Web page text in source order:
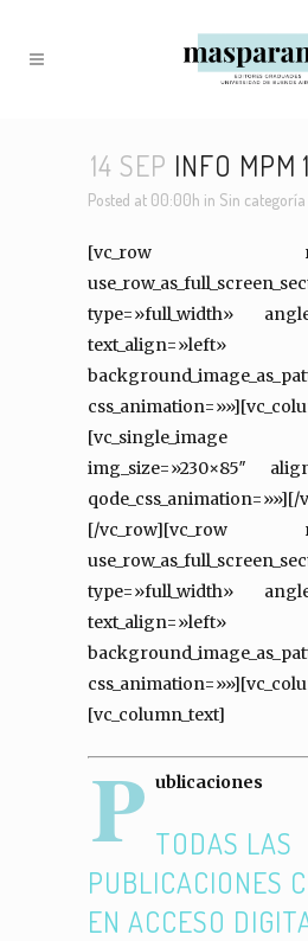
14 SEP INFO MPM
Posted at 00:00h in Sin categoría
[vc_row
type=»full_width»
text_align=»left»
[vc_single_image
img_size=»230×85″
qode_css_animation=»»][/
[/vc_row][vc_row
type=»full_width»
text_align=»left»
[vc_column_text]
P ublicaciones
TODAS LAS
PUBLICACIONES
EN ACCESO